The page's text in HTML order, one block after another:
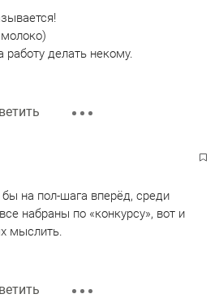
работу делать некому.
на пол-шага вперёд, среди
набраны по «конкурсу», вот и
мыслить.